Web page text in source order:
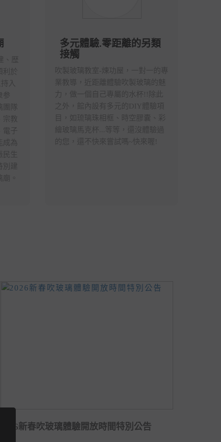
、歴
於
入
参
團隊
宗教
電子
成為
民生
建
。
多元體驗.零距離的另類
接觸
吹製玻璃教室-煉功屋，一對一的專
業教導，近距離體驗吹製玻璃的魅
力，做一個自己專屬的水杯!!除此
之外，館內設有多元的DIY體驗項
目，如琉璃珠相框、時空膠囊、彩
繪玻璃馬克杯...等等，還沒體驗過
的您，還不快來嘗試嗎~快來喔!
2026新春吹玻璃體驗開放時間特別公告